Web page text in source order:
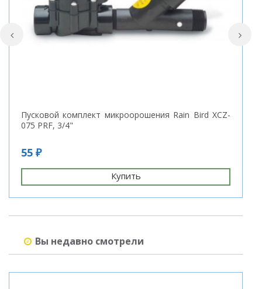
Пусковой комплект микроорошения Rain Bird XCZ-
075 PRF, 3/4"
55 ₽
Купить
Вы недавно смотрели